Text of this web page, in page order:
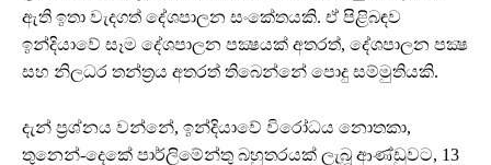
ඇති ඉතා වැදගත් දේශපාලන සංකේතයකි. ඒ පිළිබඳව
ඉන්දියාවේ සෑම දේශපාලන පක්‍ෂයක් අතරත්, දේශපාලන පක්‍ෂ
සහ නිලධර තන්ත්‍රය අතරත් තිබෙන්නේ පොදු සම්මුතියකි.
දැන් ප්‍රශ්නය වන්නේ, ඉන්දියාවේ විරෝධය නොතකා,
තුනෙන්-දෙකේ පාර්ලිමේන්තු බහුතරයක් ලැබූ ආණ්ඩුවට, 13